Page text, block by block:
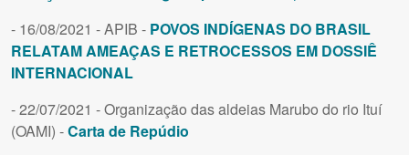
- 16/08/2021 - APIB - POVOS INDÍGENAS DO BRASIL
RELATAM AMEAÇAS E RETROCESSOS EM DOSSIÊ
INTERNACIONAL
- 22/07/2021 - Organização das aldeias Marubo do rio Ituí
(OAMI) -Carta de Repúdio